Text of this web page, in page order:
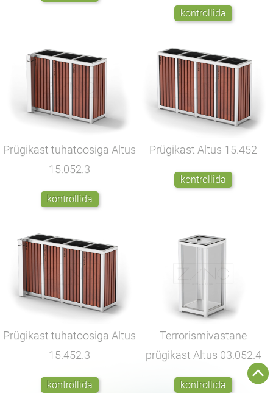
kontrollida
Prügikast tuhatoosiga Altus
15.052.3
kontrollida
Prügikast Altus 15.452
kontrollida
Prügikast tuhatoosiga Altus
15.452.3
kontrollida
Terrorismivastane
prügikast Altus 03.052.4
kontrollida